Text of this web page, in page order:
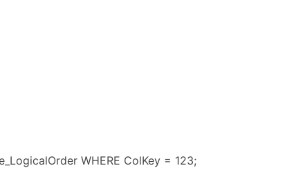
WHERE ColKey = 123;